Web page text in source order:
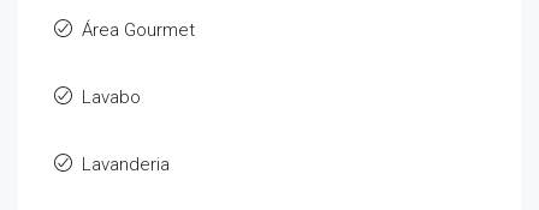
Área Gourmet
Lavabo
Lavanderia